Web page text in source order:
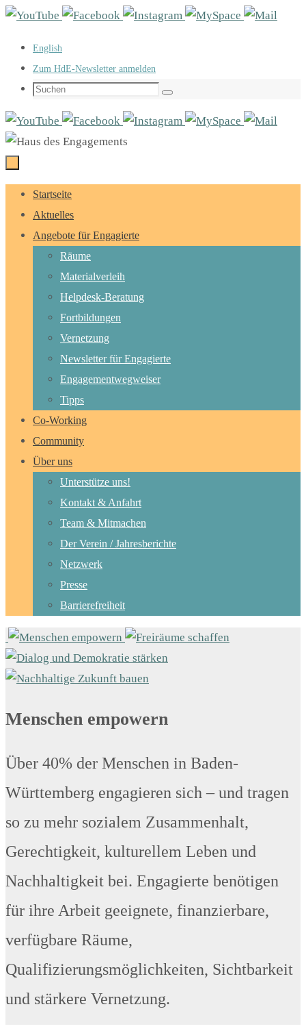
Zum
springen
English
Zum HdE-Newsletter anmelden
Suchen
Suchen
Zum
Inhalt
springen
Startseite
Aktuelles
Angebote für Engagierte
Räume
Materialverleih
Helpdesk-Beratung
Fortbildungen
Vernetzung
Newsletter für Engagierte
Engagementwegweiser
Tipps
Co-Working
Community
Über uns
Unterstütze uns!
Kontakt & Anfahrt
Team & Mitmachen
Der Verein / Jahresberichte
Netzwerk
Presse
Barrierefreiheit
Menschen empowern
Über 40% der Menschen in Baden-
Württemberg engagieren sich – und tragen
so zu mehr sozialem Zusammenhalt,
Gerechtigkeit, kulturellem Leben und
Nachhaltigkeit bei. Engagierte benötigen
für ihre Arbeit geeignete, finanzierbare,
verfügbare Räume,
Qualifizierungsmöglichkeiten, Sichtbarkeit
und stärkere Vernetzung.